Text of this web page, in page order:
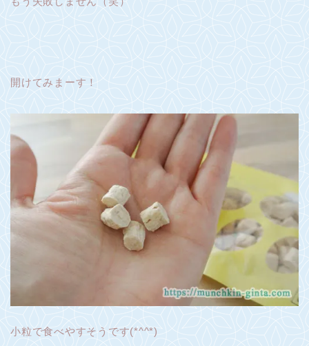
開けてみまーす！
小粒で食べやすそうです(*^^*)